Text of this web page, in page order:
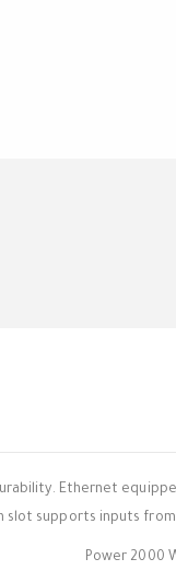
Ethernet
slot supports inputs
Power 2000